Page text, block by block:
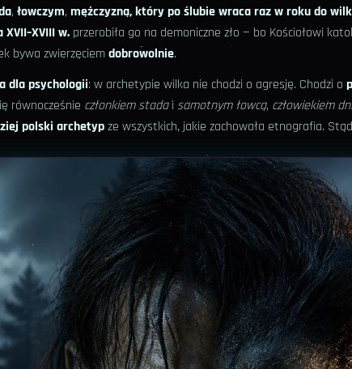
, łowczym, mężczyzną, który po ślubie wraca raz w roku do
w. przerobiła go na demoniczne zło — bo Kościołowi
bywa zwierzęciemdobrowolnie.
dla psychologii: w archetypie wilka nie chodzi o agresję. Chodzi o
równocześnie członkiem stadai samotnym łowcą, człowiekiem
polski archetypze wszystkich, jakie zachowała etnografia.